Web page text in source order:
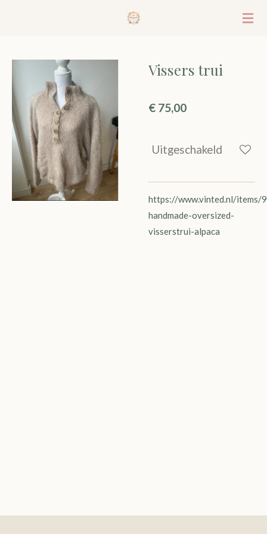
de
hoofdinhoud
Vissers trui
€ 75,00
Uitgeschakeld
https://www.vinted.nl/items/
handmade-oversized-
visserstrui-alpaca